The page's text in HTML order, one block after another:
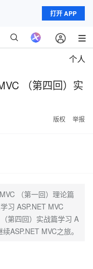
打开 APP
个人
（第四回）实
版权 举报
（第一回）理论篇
习 ASP.NET MVC
第四回）实战篇学习 A
ASP.NET MVC之旅。